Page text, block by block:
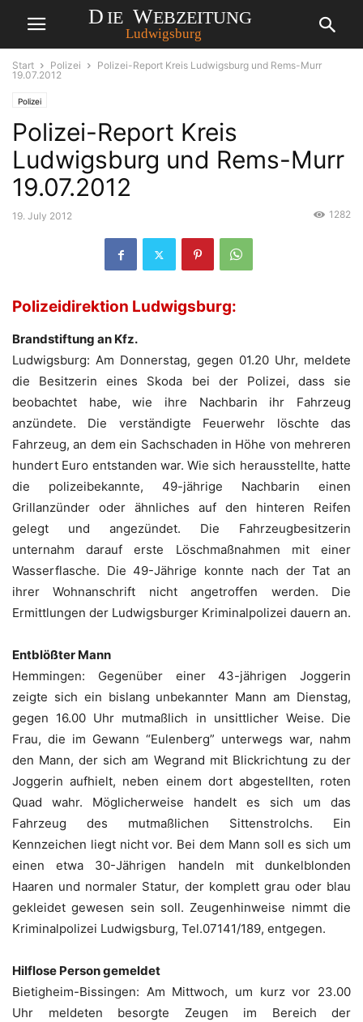
Start Polizei
Polizei-Report Kreis Ludwigsburg und Rems-Murr
19.07.2012
Polizei
Polizei-Report Kreis
Ludwigsburg und Rems-Murr
19.07.2012
19. July 2012 1282
Polizeidirektion Ludwigsburg:
Brandstiftung an Kfz.
Ludwigsburg: Am Donnerstag, gegen 01.20 Uhr, meldete
die Besitzerin eines Skoda bei der Polizei, dass sie
beobachtet habe, wie ihre Nachbarin ihr Fahrzeug
anzündete. Die verständigte Feuerwehr löschte das
Fahrzeug, an dem ein Sachschaden in Höhe von mehreren
hundert Euro entstanden war. Wie sich herausstellte, hatte
die polizeibekannte, 49-jährige Nachbarin einen
Grillanzünder oder ähnliches auf den hinteren Reifen
gelegt und angezündet. Die Fahrzeugbesitzerin
unternahm darauf erste Löschmaßnahmen mit einer
Wasserflasche. Die 49-Jährige konnte nach der Tat an
ihrer Wohnanschrift nicht angetroffen werden. Die
Ermittlungen der Ludwigsburger Kriminalpolizei dauern an.
Entblößter Mann
Hemmingen: Gegenüber einer 43-jährigen Joggerin
zeigte sich ein bislang unbekannter Mann am Dienstag,
gegen 16.00 Uhr mutmaßlich in unsittlicher Weise. Die
Frau, die im Gewann “Eulenberg” unterwegs war, nahm
den Mann, der sich am Wegrand mit Blickrichtung zu der
Joggerin aufhielt, neben einem dort abgestellten, roten
Quad wahr. Möglicherweise handelt es sich um das
Fahrzeug des mutmaßlichen Sittenstrolchs. Ein
Kennzeichen liegt nicht vor. Bei dem Mann soll es sich um
einen etwa 30-Jährigen handeln mit dunkelblonden
Haaren und normaler Statur, der komplett grau oder blau
gekleidet gewesen sein soll. Zeugenhinweise nimmt die
Kriminalpolizei Ludwigsburg, Tel.07141/189, entgegen.
Hilflose Person gemeldet
Bietigheim-Bissingen: Am Mittwoch, um kurz vor 23.00
Uhr meldeten besorgte Zeugen im Bereich der